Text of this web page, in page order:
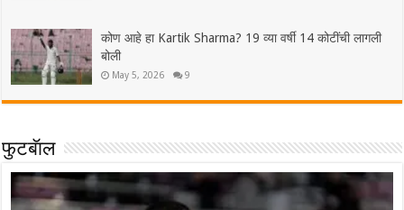
कोण आहे हा Kartik Sharma? 19 व्या वर्षी 14 कोटींची लागली
बोली
May 5, 2026 9
फुटबॅाल